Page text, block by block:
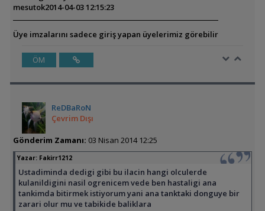
mesutok2014-04-03 12:15:23
Üye imzalarını sadece giriş yapan üyelerimiz görebilir
ÖM
ReDBaRoN
Çevrim Dışı
Gönderim Zamanı: 03 Nisan 2014 12:25
Yazar: Fakirr1212
Ustadiminda dedigi gibi bu ilacin hangi olculerde
kulanildigini nasil ogrenicem vede ben hastaligi ana
tankimda bitirmek istiyorum yani ana tanktaki donguye bir
zarari olur mu ve tabikide baliklara